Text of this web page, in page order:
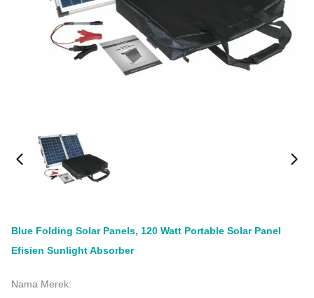
Blue Folding Solar Panels, 120 Watt Portable Solar Panel
Efisien Sunlight Absorber
Nama Merek: